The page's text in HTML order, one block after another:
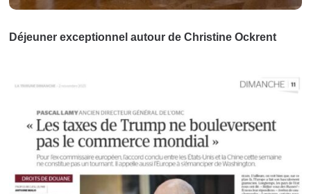
Déjeuner exceptionnel autour de Christine Ockrent